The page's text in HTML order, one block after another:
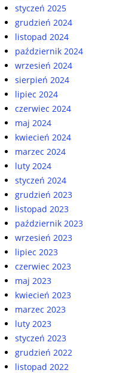
styczeń 2025
grudzień 2024
listopad 2024
październik 2024
wrzesień 2024
sierpień 2024
lipiec 2024
czerwiec 2024
maj 2024
kwiecień 2024
marzec 2024
luty 2024
styczeń 2024
grudzień 2023
listopad 2023
październik 2023
wrzesień 2023
lipiec 2023
czerwiec 2023
maj 2023
kwiecień 2023
marzec 2023
luty 2023
styczeń 2023
grudzień 2022
listopad 2022